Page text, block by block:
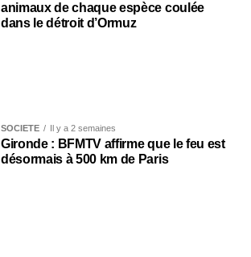
animaux de chaque espèce coulée
dans le détroit d’Ormuz
SOCIÉTÉ Il y a 2 semaines
Gironde : BFMTV affirme que le feu est
désormais à 500 km de Paris